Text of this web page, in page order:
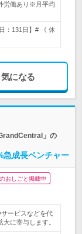
労働あり※月平均
：131日】# 《 休
気になる
」の
急成長ベンチャー
おしごと掲載中
ービスなどを代
に寄与します。